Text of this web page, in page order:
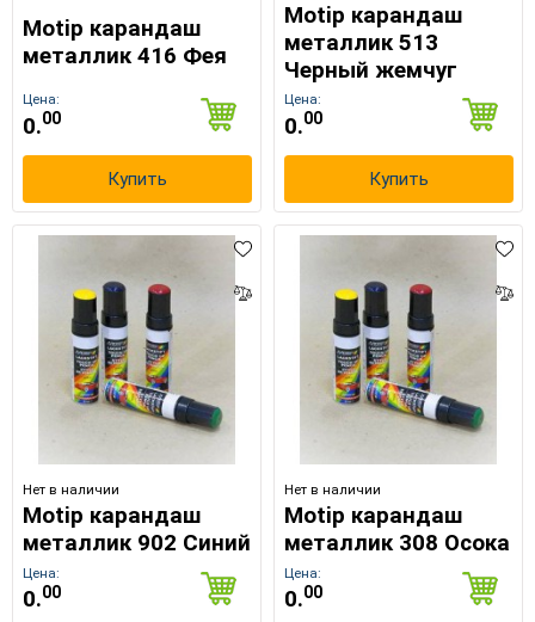
Motip карандаш
металлик 416 Фея
Цена:
0.00
Купить
Motip карандаш
металлик 513
Черный жемчуг
Цена:
0.00
Купить
Нет в наличии
Motip карандаш
металлик 902 Синий
Цена:
0.00
Нет в наличии
Motip карандаш
металлик 308 Осока
Цена:
0.00